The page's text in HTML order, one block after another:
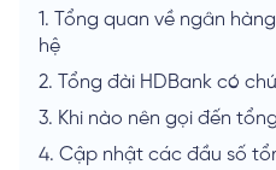
1.
Tổng quan về ngân
hệ
2.
Tổng đài HDBank có
3. Khi nào nên gọi đến
4. Cập nhật các đầu số